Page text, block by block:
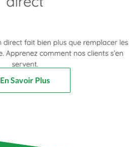
En Savoir Plus